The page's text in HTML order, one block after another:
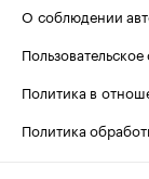
О соблюдении
Политика в
Политика